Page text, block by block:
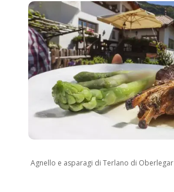
Agnello e asparagi di Terlano di Oberlegar